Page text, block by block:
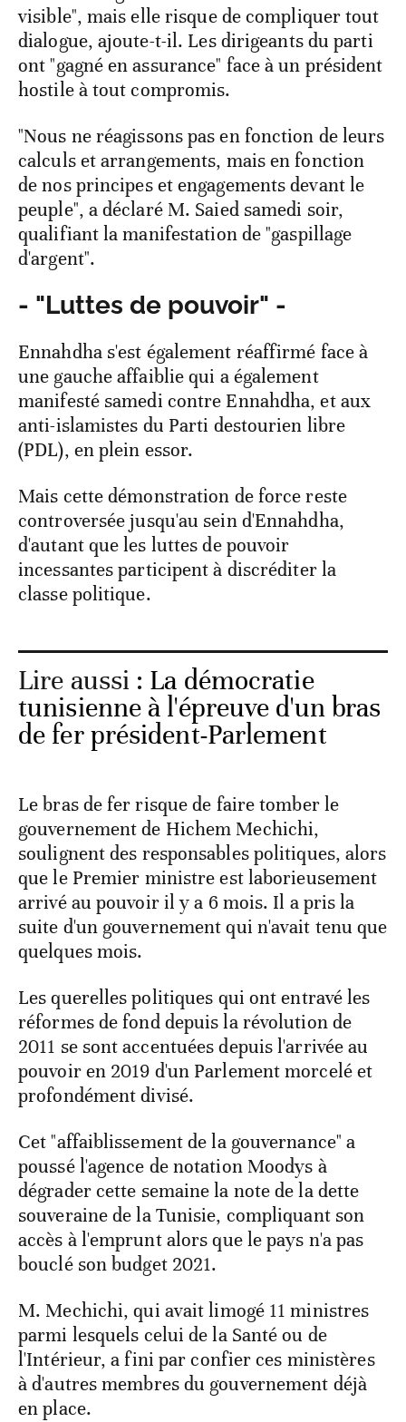
visible", mais elle risque de compliquer tout
dialogue, ajoute-t-il. Les dirigeants du parti
ont "gagné en assurance" face à un président
hostile à tout compromis.
"Nous ne réagissons pas en fonction de leurs
calculs et arrangements, mais en fonction
de nos principes et engagements devant le
peuple", a déclaré M. Saied samedi soir,
qualifiant la manifestation de "gaspillage
d'argent".
- "Luttes de pouvoir" -
Ennahdha s'est également réaffirmé face à
une gauche affaiblie qui a également
manifesté samedi contre Ennahdha, et aux
anti-islamistes du Parti destourien libre
(PDL), en plein essor.
Mais cette démonstration de force reste
controversée jusqu'au sein d'Ennahdha,
d'autant que les luttes de pouvoir
incessantes participent à discréditer la
classe politique.
Lire aussi : La démocratie
tunisienne à l'épreuve d'un bras
de fer président-Parlement
Le bras de fer risque de faire tomber le
gouvernement de Hichem Mechichi,
soulignent des responsables politiques, alors
que le Premier ministre est laborieusement
arrivé au pouvoir il y a 6 mois. Il a pris la
suite d'un gouvernement qui n'avait tenu que
quelques mois.
Les querelles politiques qui ont entravé les
réformes de fond depuis la révolution de
2011 se sont accentuées depuis l'arrivée au
pouvoir en 2019 d'un Parlement morcelé et
profondément divisé.
Cet "affaiblissement de la gouvernance" a
poussé l'agence de notation Moodys à
dégrader cette semaine la note de la dette
souveraine de la Tunisie, compliquant son
accès à l'emprunt alors que le pays n'a pas
bouclé son budget 2021.
M. Mechichi, qui avait limogé 11 ministres
parmi lesquels celui de la Santé ou de
l'Intérieur, a fini par confier ces ministères
à d'autres membres du gouvernement déjà
en place.